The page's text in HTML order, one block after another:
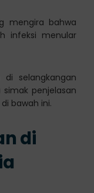
mengira bahwa
infeksi menular
selangkangan
penjelasan
bawah ini.
di